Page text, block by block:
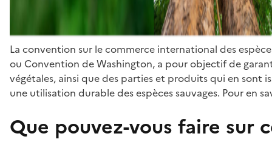
La convention sur le commerce international des
ou Convention de Washington, a pour objectif de
végétales, ainsi que des parties et produits qui en sont
une utilisation durable des espèces sauvages. Pour en
Que pouvez-vous faire sur